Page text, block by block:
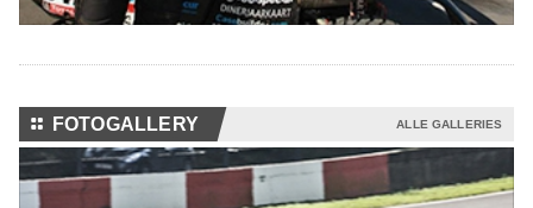
⚏ FOTOGALLERY ALLE GALLERIES